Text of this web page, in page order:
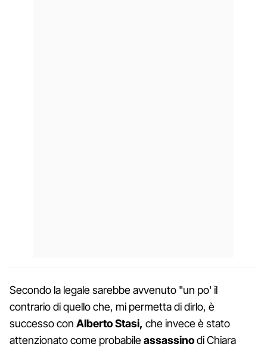
Secondo la legale sarebbe avvenuto "un po' il
contrario di quello che, mi permetta di dirlo, è
successo con Alberto Stasi, che invece è stato
attenzionato come probabileassassinodi Chiara